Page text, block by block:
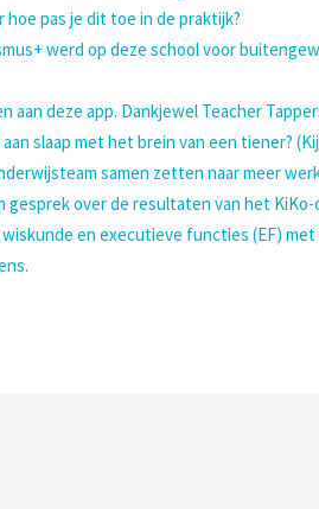
pas je dit toe in de praktijk?
werd op deze school voor
deze app. Dankjewel Teacher
slaap met het brein van een tiener?
samen zetten naar meer
gesprek over de resultaten van het
en executieve functies (EF)